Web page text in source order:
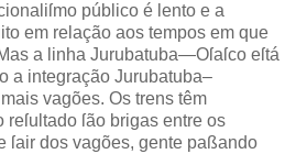
público é lento e a
em relação aos tempos em que
a linha Jurubatuba—Oſaſco eſtá
a integração Jurubatuba–
vagões. Os trens têm
ſão brigas entre os
ſair dos vagões, gente paßando